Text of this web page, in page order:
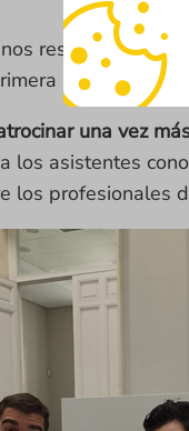
resultados
ronda (tan
una vez
los asistentes
los profesionales